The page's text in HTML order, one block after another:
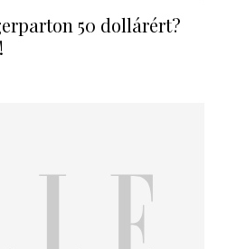
50 dollárért?